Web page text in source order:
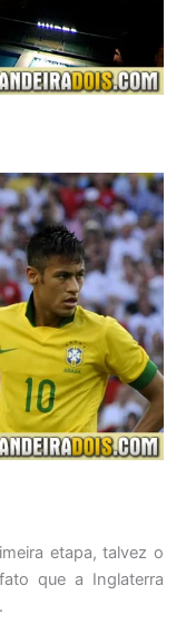
etapa, talvez o
que a Inglaterra